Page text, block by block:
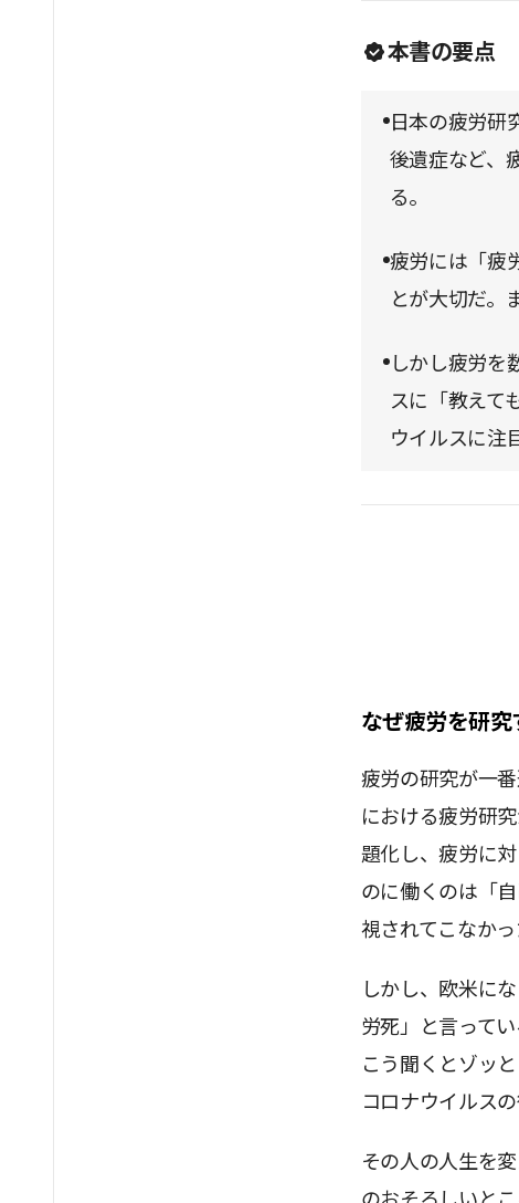
本書の要点
日本の疲労研
後遺症など、
る。
疲労には「疲
とが大切だ。
しかし疲労を
スに「教えて
ウイルスに注
なぜ疲労を研究
疲労の研究が一
における疲労研
題化し、疲労に
のに働くのは「
視されてこなかっ
しかし、欧米に
労死」と言って
こう聞くとゾッ
コロナウイルス
その人の人生を